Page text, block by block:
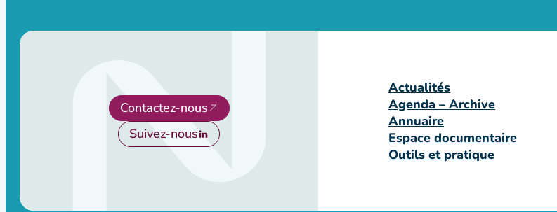
Contactez-nous
Suivez-nous
Actualités
Agenda – Archive
Annuaire
Espace documentaire
Outils et pratique